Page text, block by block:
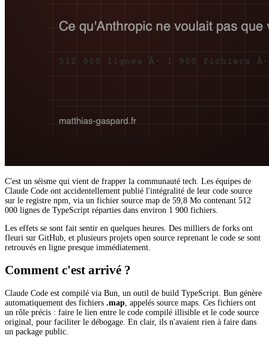
C'est un séisme qui vient de frapper la communauté tech. Les équipes de
Claude Code ont accidentellement publié l'intégralité de leur code source
sur le registre npm, via un fichier source map de 59,8 Mo contenant 512
000 lignes de TypeScript réparties dans environ 1 900 fichiers.
Les effets se sont fait sentir en quelques heures. Des milliers de forks ont
fleuri sur GitHub, et plusieurs projets open source reprenant le code se sont
retrouvés en ligne presque immédiatement.
Comment c'est arrivé ?
Claude Code est compilé via Bun, un outil de build TypeScript. Bun génère
automatiquement des fichiers .map , appelés source maps. Ces fichiers ont
un rôle précis : faire le lien entre le code compilé illisible et le code source
original, pour faciliter le débogage. En clair, ils n'avaient rien à faire dans
un package public.